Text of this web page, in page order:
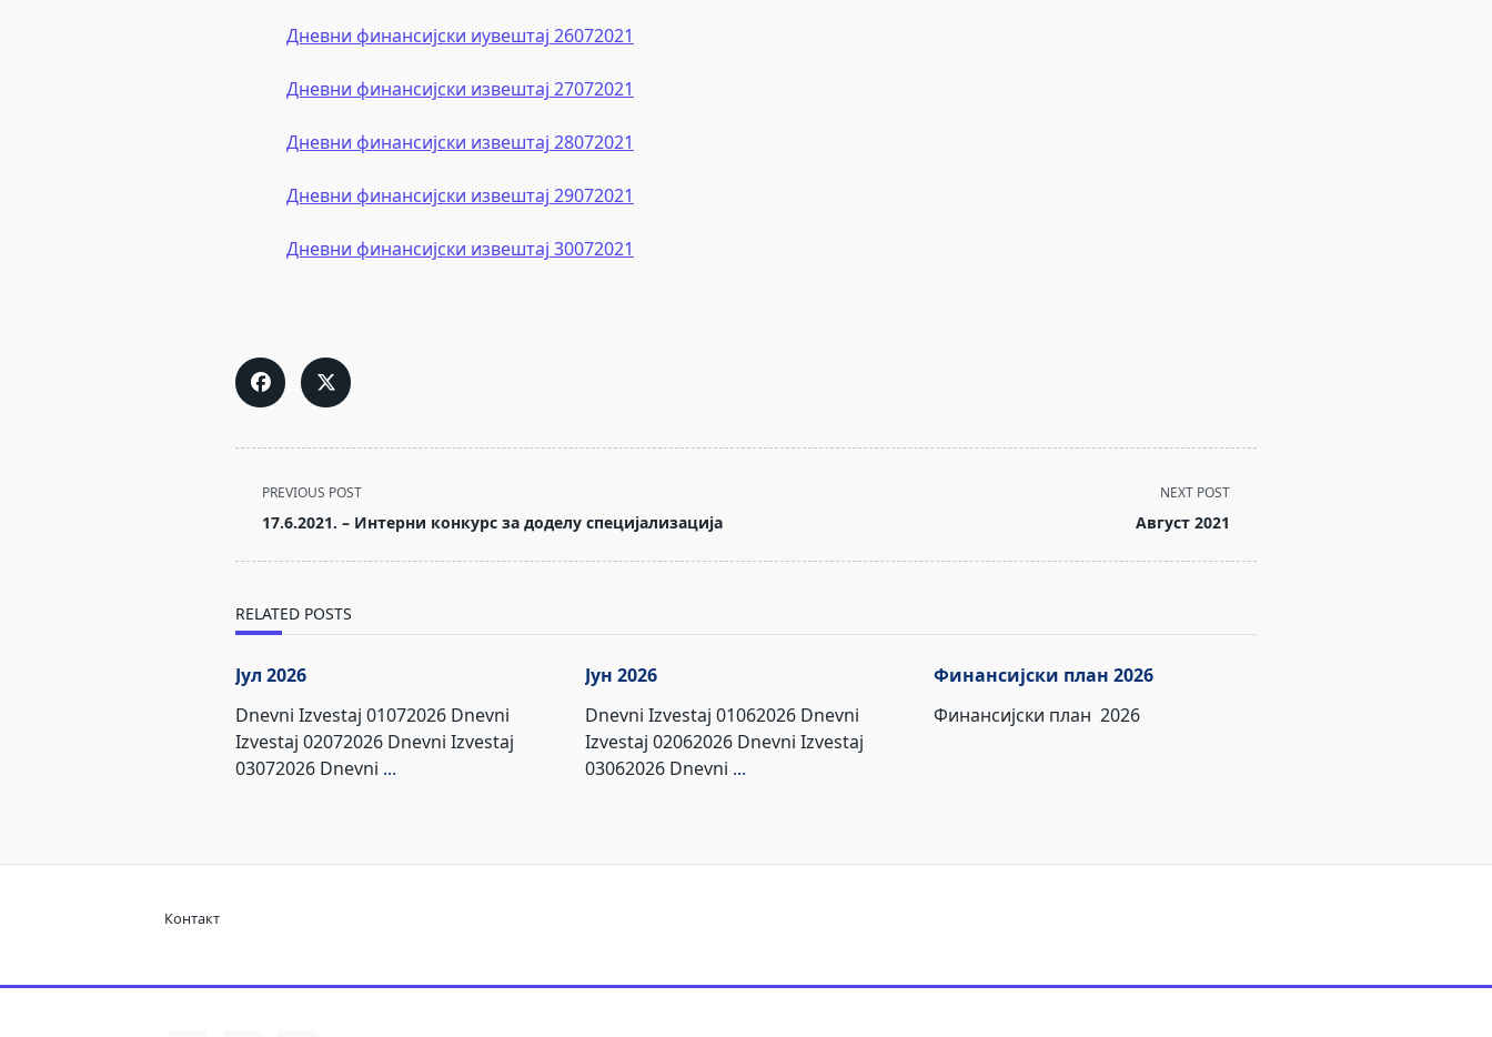
Дневни финансијски иувештај 26072021
Дневни финансијски извештај 27072021
Дневни финансијски извештај 28072021
Дневни финансијски извештај 29072021
Дневни финансијски извештај 30072021
<span
class="nav-
reader-
text">Page</span>
PREVIOUS POST
17.6.2021. – Интерни конкурс за доделу специјализација
NEXT POST
Август 2021
RELATED POSTS
Јул 2026
Dnevni Izvestaj 01072026 Dnevni
Izvestaj 02072026 Dnevni Izvestaj
03072026 Dnevni ...
Јун 2026
Dnevni Izvestaj 01062026 Dnevni
Izvestaj 02062026 Dnevni Izvestaj
03062026 Dnevni ...
Финансијски план 2026
Финансијски план 2026
Контакт